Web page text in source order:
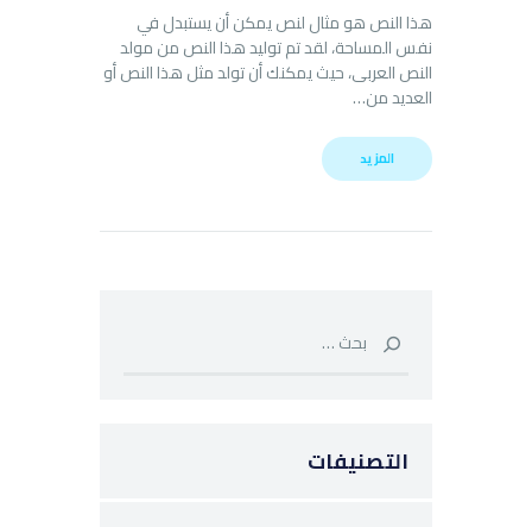
هذا النص هو مثال لنص يمكن أن يستبدل في
نفس المساحة، لقد تم توليد هذا النص من مولد
النص العربى، حيث يمكنك أن تولد مثل هذا النص أو
العديد من…
المزيد
التصنيفات